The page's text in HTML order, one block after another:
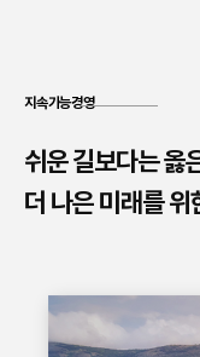
지속가능경영
쉬운 길보다는 옳
더 나은 미래를